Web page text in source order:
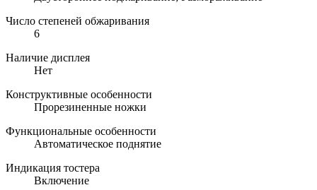
Число степеней обжаривания
6
Наличие дисплея
Нет
Конструктивные особенности
Прорезиненные ножки
Функциональные особенности
Автоматическое поднятие
Индикация тостера
Включение